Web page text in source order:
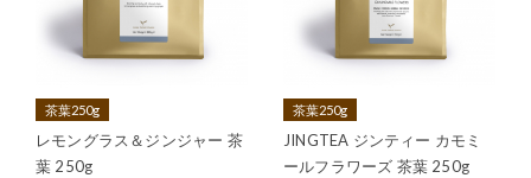
茶葉250g
レモングラス＆ジンジャー 茶
葉 250g
茶葉250g
JINGTEA ジンティー カモミ
ールフラワーズ 茶葉 250g